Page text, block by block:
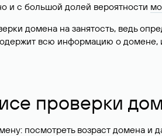
и с большой долей вероятности
домена на занятость, ведь
всю информацию о
проверки
посмотреть возраст домена и